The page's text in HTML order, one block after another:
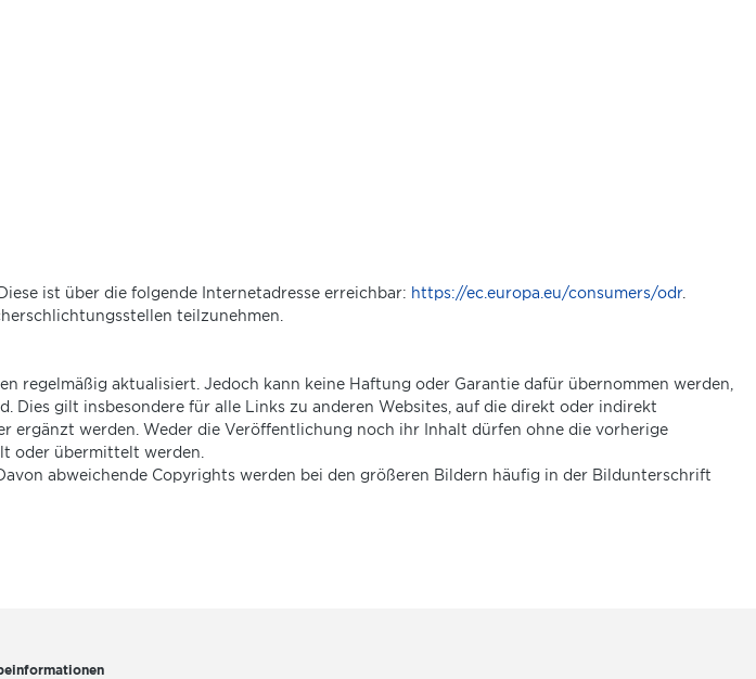
ist über die folgende Internetadresse erreichbar: https://ec.europa.eu/consumers/odr.
teilzunehmen.
aktualisiert. Jedoch kann keine Haftung oder Garantie dafür übernommen werden,
gilt insbesondere für alle Links zu anderen Websites, auf die direkt oder indirekt
werden. Weder die Veröffentlichung noch ihr Inhalt dürfen ohne die vorherige
oder übermittelt werden.
abweichende Copyrights werden bei den größeren Bildern häufig in der Bildunterschrift